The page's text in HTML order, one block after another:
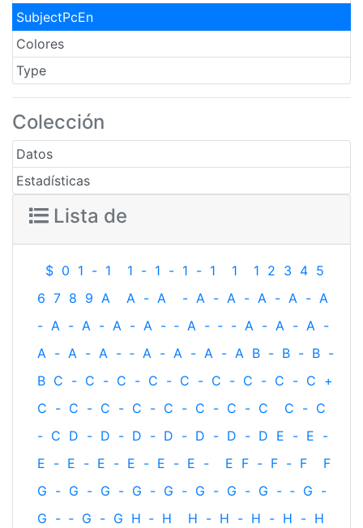
SubjectPcEn
Colores
Type
Colección
Datos
Estadísticas
Lista de
$ 0 1 - 1 1 - 1 - 1 - 1 1 1 2 3 4 5
6 7 8 9 A A - A - A - A - A - A - A
- A - A - A - A - ‐ A - ‐ - A - A - A -
A - A - A - ‐ A - A - A - A B - B - B -
B C - C - C - C - C - C - C - C - C +
C - C - C - C - C - C - C - C C - C
- C D - D - D - D - D - D - D E - E -
E - E - E - E - E - E - E F - F - F
F
G - G - G - G - G - G - G - G - ‐ G -
G - ‐ G - G H ‐ H H - H - H - H - H